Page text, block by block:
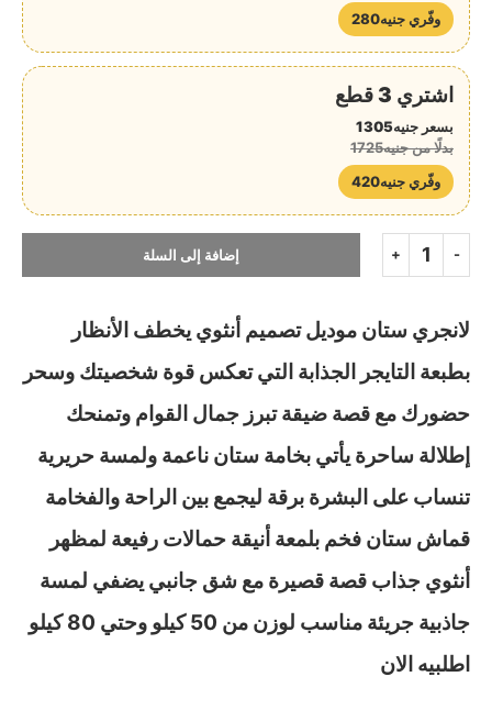
وفّري جنيه280
اشتري 3 قطع
بسعر جنيه1305
بدلًا من جنيه1725
وفّري جنيه420
إضافة إلى السلة
لانجري ستان موديل تصميم أنثوي يخطف الأنظار
بطبعة التايجر الجذابة التي تعكس قوة شخصيتك وسحر
حضورك مع قصة ضيقة تبرز جمال القوام وتمنحك
إطلالة ساحرة يأتي بخامة ستان ناعمة ولمسة حريرية
تنساب على البشرة برقة ليجمع بين الراحة والفخامة
قماش ستان فخم بلمعة أنيقة حمالات رفيعة لمظهر
أنثوي جذاب قصة قصيرة مع شق جانبي يضفي لمسة
جاذبية جريئة مناسب لوزن من 50 كيلو وحتي 80 كيلو
اطلبيه الان